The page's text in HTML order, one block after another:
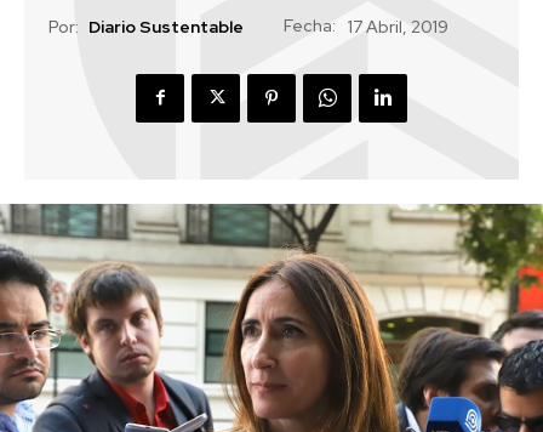
Por: Diario Sustentable Fecha: 17 Abril, 2019